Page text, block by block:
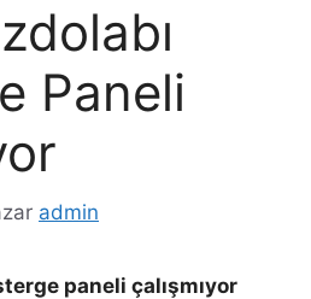
Paneli
admin
paneli çalışmıyor